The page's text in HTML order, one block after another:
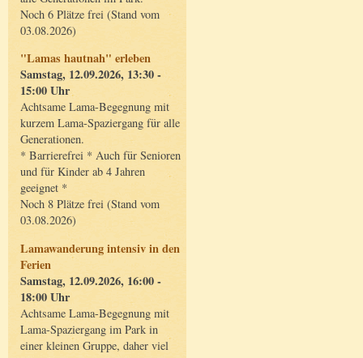
Noch 6 Plätze frei (Stand vom
03.08.2026)
"Lamas hautnah" erleben
Samstag, 12.09.2026, 13:30 -
15:00 Uhr
Achtsame Lama-Begegnung mit
kurzem Lama-Spaziergang für alle
Generationen.
* Barrierefrei * Auch für Senioren
und für Kinder ab 4 Jahren
geeignet *
Noch 8 Plätze frei (Stand vom
03.08.2026)
Lamawanderung intensiv in den
Ferien
Samstag, 12.09.2026, 16:00 -
18:00 Uhr
Achtsame Lama-Begegnung mit
Lama-Spaziergang im Park in
einer kleinen Gruppe, daher viel